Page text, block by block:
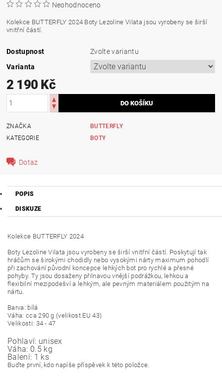
Neohodnoceno
Kolekce BUTTERFLY 2024 Boty Lezoline Vilata jsou vyrobeny se širší
vnitřní částí.
Dostupnost
Zvolte variantu
Varianta
2 190 Kč
ZNAČKA
BUTTERFLY
KATEGORIE
BOTY
Dotaz
POPIS
DISKUZE
Kolekce BUTTERFLY 2024
Boty Lezoline Vilata jsou vyrobeny se širší vnitřní částí. Poskytují tak
hráčům se širokými chodidly nebo vysokými nárty maximum pohodlí
při zachování původní koncepce lehkých bot pro rychlé a přesné
pohyby. Ty jsou dosaženy přilnavou vnější podrážkou, lehkou a
flexibilní mezipodešví a lehkým, ale pevným materiálem použitým na
nártu.
Barva: bílá
Váha: cca 290 g (velikost EU 43)
Velikosti: 34 - 47
Pohlaví: unisex
Váha: 0.5 kg
Balení: 1 ks
Buďte první, kdo napíše příspěvek k této položce.